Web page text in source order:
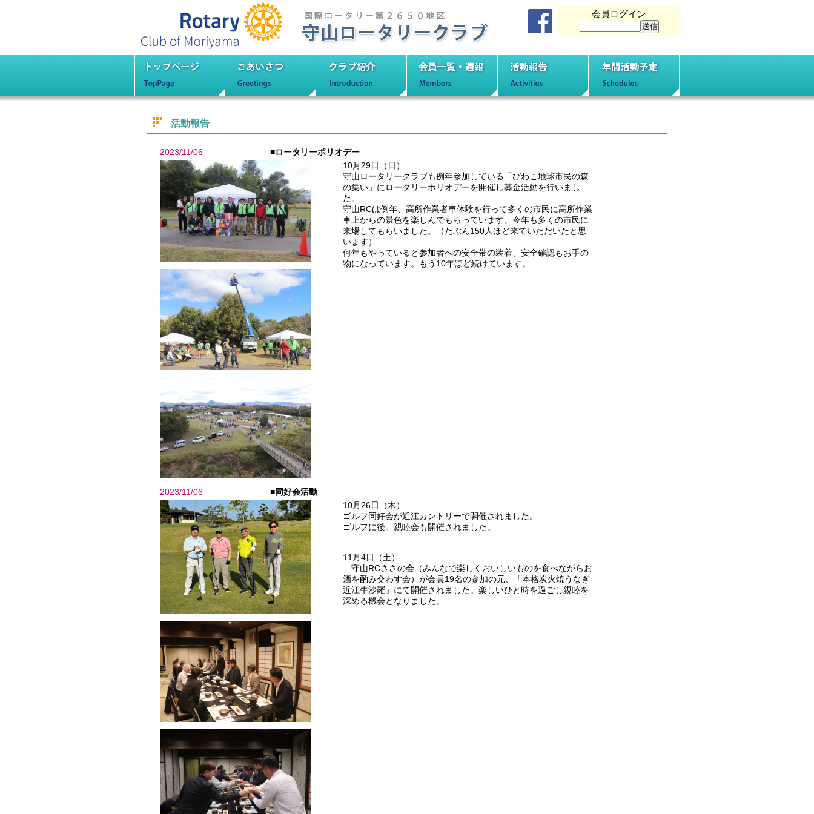
守山ロータリークラブ
会員ログイン
活動報告
2023/11/06
■ロータリーポリオデー
10月29日（日）
守山ロータリークラブも例年参加している「びわこ地球市民の森
の集い」にロータリーポリオデーを開催し募金活動を行いまし
た。
守山RCは例年、高所作業者車体験を行って多くの市民に高所作業
車上からの景色を楽しんでもらっています。今年も多くの市民に
来場してもらいました。（たぶん150人ほど来ていただいたと思
います）
何年もやっていると参加者への安全帯の装着、安全確認もお手の
物になっています。もう10年ほど続けています。
2023/11/06
■同好会活動
10月26日（木）
ゴルフ同好会が近江カントリーで開催されました。
ゴルフに後。親睦会も開催されました。
11月4日（土）
守山RCささの会（みんなで楽しくおいしいものを食べながらお
酒を酌み交わす会）が会員19名の参加の元、「本格炭火焼うなぎ
近江牛沙羅」にて開催されました。楽しいひと時を過ごし親睦を
深める機会となりました。